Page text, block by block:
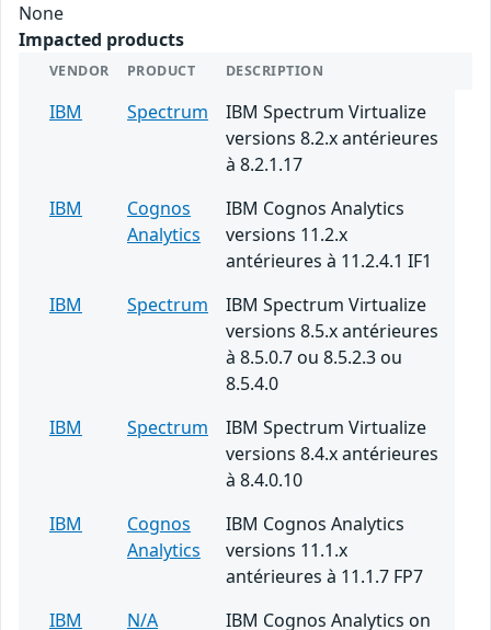
None
Impacted products
VENDOR PRODUCT DESCRIPTION
IBM Spectrum
IBM Spectrum Virtualize
versions 8.2.x antérieures
à 8.2.1.17
IBM
Cognos
Analytics
IBM Cognos Analytics
versions 11.2.x
antérieures à 11.2.4.1 IF1
IBM
Spectrum
IBM Spectrum Virtualize
versions 8.5.x antérieures
à 8.5.0.7 ou 8.5.2.3 ou
8.5.4.0
IBM
Spectrum
IBM Spectrum Virtualize
versions 8.4.x antérieures
à 8.4.0.10
IBM
Cognos
Analytics
IBM Cognos Analytics
versions 11.1.x
antérieures à 11.1.7 FP7
IBM
N/A
IBM Cognos Analytics on